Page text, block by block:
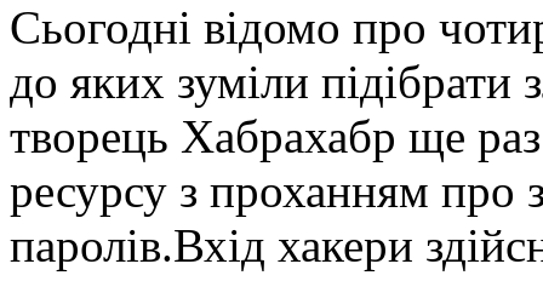
Сьогодні відомо про
до яких зуміли
творець Хабрахабр ще
ресурсу з проханням про
паролів.Вхід хакери